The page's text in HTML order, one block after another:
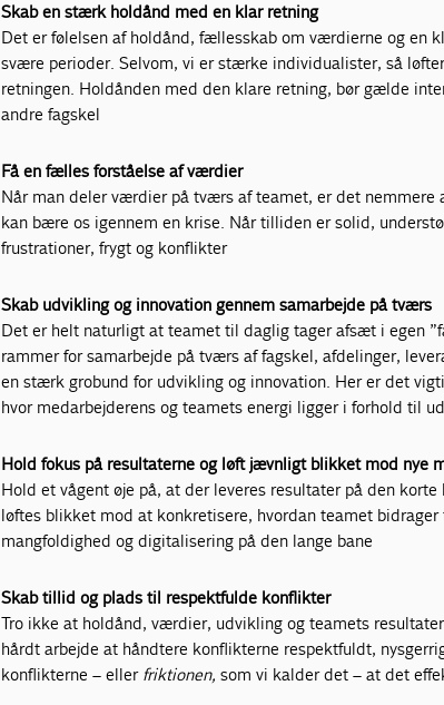
Skab en stærk holdånd med en klar retning
Det er følelsen af holdånd, fællesskab om værdierne og en
svære perioder. Selvom, vi er stærke individualister, så
retningen. Holdånden med den klare retning, bør gælde
andre fagskel
Få en fælles forståelse af værdier
Når man deler værdier på tværs af teamet, er det
kan bære os igennem en krise. Når tilliden er solid,
frustrationer, frygt og konflikter
Skab udvikling og innovation gennem samarbejde på tværs
Det er helt naturligt at teamet til daglig tager afsæt i egen
rammer for samarbejde på tværs af fagskel, afdelinger,
en stærk grobund for udvikling og innovation. Her er det
hvor medarbejderens og teamets energi ligger i forhold til
Hold fokus på resultaterne og løft jævnligt blikket mod nye
Hold et vågent øje på, at der leveres resultater på den
løftes blikket mod at konkretisere, hvordan teamet
mangfoldighed og digitalisering på den lange bane
Skab tillid og plads til respektfulde konflikter
Tro ikke at holdånd, værdier, udvikling og teamets
hårdt arbejde at håndtere konflikterne respektfuldt,
konflikterne – eller friktionen,som vi kalder det – at det